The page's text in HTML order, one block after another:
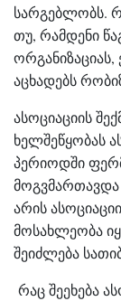
სარგებლობს.
თუ, რამდენი
ორგანიზაციას,
აცხადებს
ასოციაციის
ხელშეწყობას
პერიოდში
მოგვმართავდა
არის
მოსახლეობა
შეიძლება
რაც შეეხება